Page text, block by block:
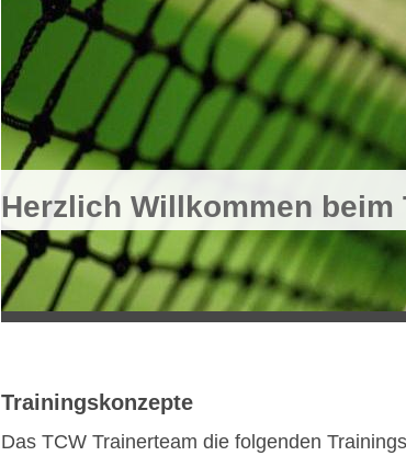
Herzlich Willkommen beim
Trainingskonzepte
Das TCW Trainerteam die folgenden